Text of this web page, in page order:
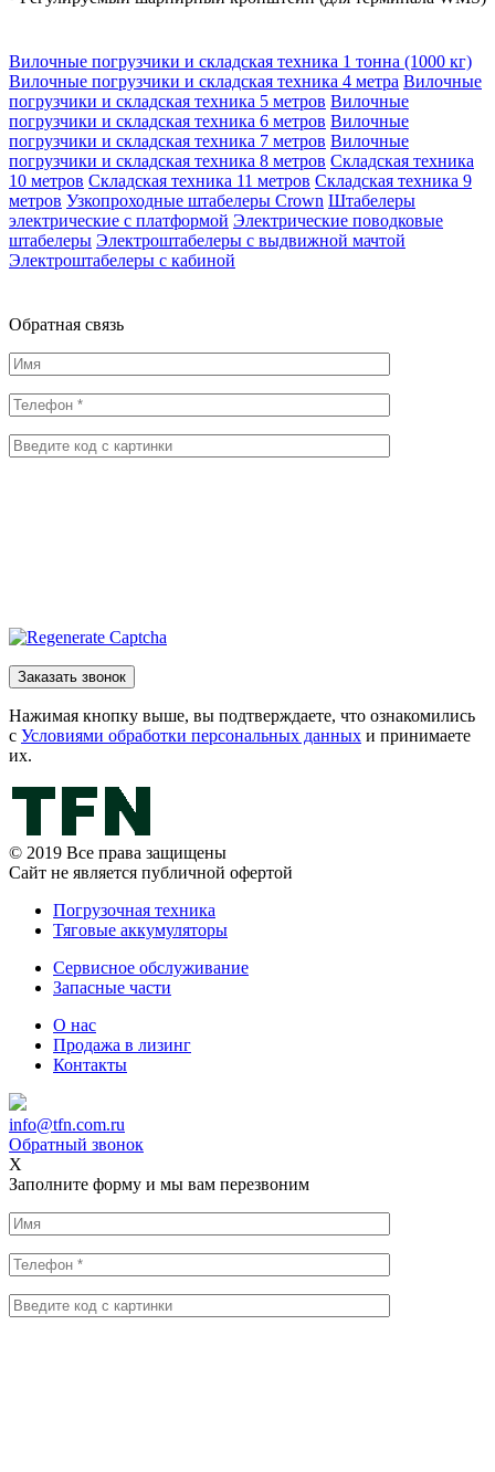
Вилочные погрузчики и складская техника 1 тонна (1000 кг)
Вилочные погрузчики и складская техника 4 метра Вилочные
погрузчики и складская техника 5 метров Вилочные
погрузчики и складская техника 6 метров Вилочные
погрузчики и складская техника 7 метров Вилочные
погрузчики и складская техника 8 метров Складская техника
10 метров Складская техника 11 метров Складская техника 9
метров Узкопроходные штабелеры Crown Штабелеры
электрические с платформой Электрические поводковые
штабелеры Электроштабелеры с выдвижной мачтой
Электроштабелеры с кабиной
Обратная связь
Нажимая кнопку выше, вы подтверждаете, что ознакомились
с Условиями обработки персональных данных и принимаете
их.
© 2019 Все права защищены
Сайт не является публичной офертой
Погрузочная техника
Тяговые аккумуляторы
Сервисное обслуживание
Запасные части
О нас
Продажа в лизинг
Контакты
info@tfn.com.ru
Обратный звонок
X
Заполните форму и мы вам перезвоним